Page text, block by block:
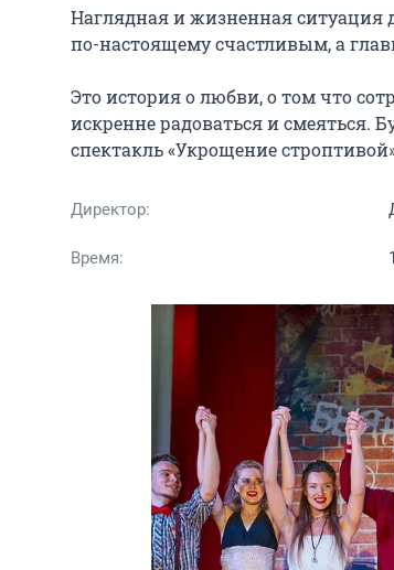
Наглядная и жизненная ситуация
по-настоящему счастливым, а
Это история о любви, о том что
искренне радоваться и смеяться.
спектакль «Укрощение
Директор:
Время: